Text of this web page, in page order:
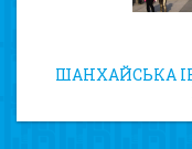
ШАНХАЙСЬКА